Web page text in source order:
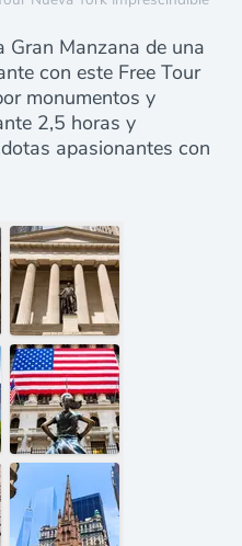
Gran Manzana de una
con este Free Tour
monumentos y
2,5 horas y
apasionantes con